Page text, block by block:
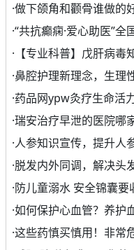
·做下颌角和颧骨谁做的
·“共抗癫痫·爱心助医”
· 【专业科普】戊肝病毒
·鼻腔护理新理念，生理
·药品网ypw灸疗生命活
·瑞安治疗早泄的医院哪
·人参知识宣传，提升人
·脱发内外同调，解决头
·防儿童溺水 安全锦囊要
·如何保护心血管？养护
·这些药慎买慎用！非常危